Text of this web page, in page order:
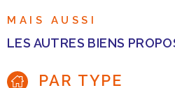
LES AUTRES BIENS
PAR TYPE